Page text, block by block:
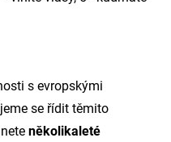
s evropskými
se řídit těmito
několikaleté